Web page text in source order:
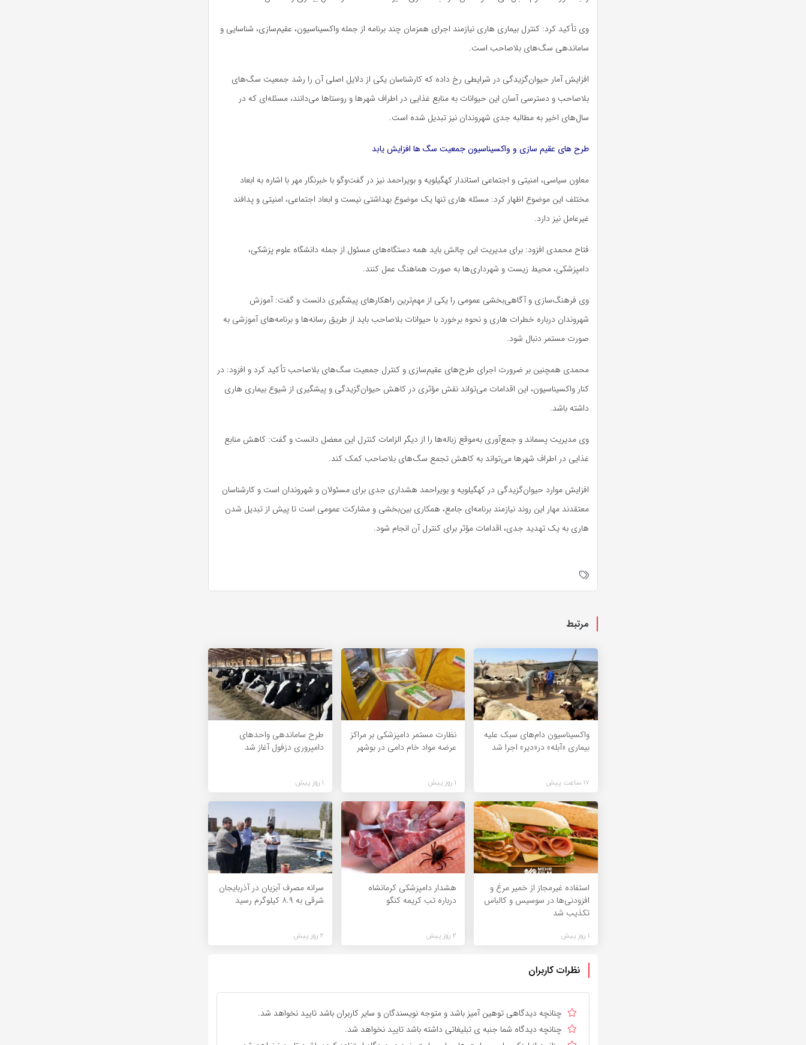
وی تأکید کرد: کنترل بیماری هاری نیازمند اجرای همزمان چند برنامه از جمله واکسیناسیون، عقیم‌سازی، شناسایی و
ساماندهی سگ‌های بلاصاحب است.
افزایش آمار حیوان‌گزیدگی در شرایطی رخ داده که کارشناسان یکی از دلایل اصلی آن را رشد جمعیت سگ‌های
بلاصاحب و دسترسی آسان این حیوانات به منابع غذایی در اطراف شهرها و روستاها می‌دانند، مسئله‌ای که در
سال‌های اخیر به مطالبه جدی شهروندان نیز تبدیل شده است.
طرح های عقیم سازی و واکسیناسیون جمعیت سگ ها افزایش یابد
معاون سیاسی، امنیتی و اجتماعی استاندار کهگیلویه و بویراحمد نیز در گفت‌وگو با خبرنگار مهر با اشاره به ابعاد
مختلف این موضوع اظهار کرد: مسئله هاری تنها یک موضوع بهداشتی نیست و ابعاد اجتماعی، امنیتی و پدافند
غیرعامل نیز دارد.
فتاح محمدی افزود: برای مدیریت این چالش باید همه دستگاه‌های مسئول از جمله دانشگاه علوم پزشکی،
دامپزشکی، محیط زیست و شهرداری‌ها به صورت هماهنگ عمل کنند.
وی فرهنگ‌سازی و آگاهی‌بخشی عمومی را یکی از مهم‌ترین راهکارهای پیشگیری دانست و گفت: آموزش
شهروندان درباره خطرات هاری و نحوه برخورد با حیوانات بلاصاحب باید از طریق رسانه‌ها و برنامه‌های آموزشی به
صورت مستمر دنبال شود.
محمدی همچنین بر ضرورت اجرای طرح‌های عقیم‌سازی و کنترل جمعیت سگ‌های بلاصاحب تأکید کرد و افزود: در
کنار واکسیناسیون، این اقدامات می‌تواند نقش مؤثری در کاهش حیوان‌گزیدگی و پیشگیری از شیوع بیماری هاری
داشته باشد.
وی مدیریت پسماند و جمع‌آوری به‌موقع زباله‌ها را از دیگر الزامات کنترل این معضل دانست و گفت: کاهش منابع
غذایی در اطراف شهرها می‌تواند به کاهش تجمع سگ‌های بلاصاحب کمک کند.
افزایش موارد حیوان‌گزیدگی در کهگیلویه و بویراحمد هشداری جدی برای مسئولان و شهروندان است و کارشناسان
معتقدند مهار این روند نیازمند برنامه‌ای جامع، همکاری بین‌بخشی و مشارکت عمومی است تا پیش از تبدیل شدن
هاری به یک تهدید جدی، اقدامات مؤثر برای کنترل آن انجام شود.
مرتبط
واکسیناسیون دام‌های سبک علیه
بیماری «آبله» در«دیر» اجرا شد
17 ساعت پیش
نظارت مستمر دامپزشکی بر مراکز
عرضه مواد خام دامی در بوشهر
1 روز پیش
طرح ساماندهی واحدهای
دامپروری دزفول آغاز شد
1 روز پیش
استفاده غیرمجاز از خمیر مرغ و
افزودنی‌ها در سوسیس و کالباس
تکذیب شد
1 روز پیش
هشدار دامپزشکی کرمانشاه
درباره تب کریمه کنگو
2 روز پیش
سرانه مصرف آبزیان در آذربایجان
شرقی به ۸.۹ کیلوگرم رسید
2 روز پیش
نظرات کاربران
چنانچه دیدگاهی توهین آمیز باشد و متوجه نویسندگان و سایر کاربران باشد تایید نخواهد شد.
چنانچه دیدگاه شما جنبه ی تبلیغاتی داشته باشد تایید نخواهد شد.